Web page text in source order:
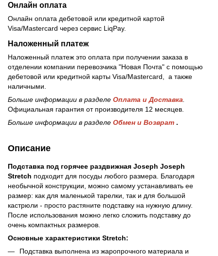
Онлайн оплата
Онлайн оплата дебетовой или кредитной картой
Visa/Mastercard через сервис LiqPay.
Наложенный платеж
Наложенный платеж это оплата при получении заказа в
отделении компании перевозчика "Новая Почта" с помощью
дебетовой или кредитной карты Visa/Mastercard, а также
наличными.
Больше информации в разделе Оплата и Доставка
Официальная гарантия от производителя 12 месяцев.
Больше информации в разделе Обмен и Возврат .
Описание
Подставка под горячее раздвижная Joseph Joseph
Stretch подходит для посуды любого размера. Благодаря
необычной конструкции, можно самому устанавливать ее
размер: как для маленькой тарелки, так и для большой
кастрюли - просто растяните подставку на нужную длину.
После использования можно легко сложить подставку до
очень компактных размеров.
Основные характеристики Stretch:
Подставка выполнена из жаропрочного материала и